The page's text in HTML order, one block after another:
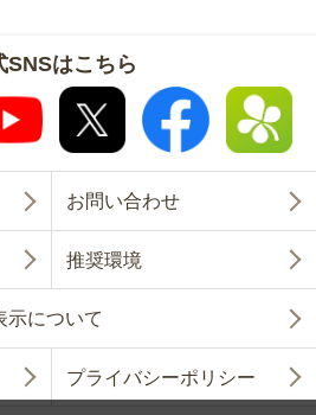
SNSはこちら
お問い合わせ
推奨環境
示について
プライバシーポリシー